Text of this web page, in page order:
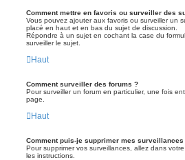
Comment mettre en favoris ou surveiller des
Vous pouvez ajouter aux favoris ou surveiller un
placé en haut et en bas du sujet de discussion.
Répondre à un sujet en cochant la case du
surveiller le sujet.
Haut
Comment surveiller des forums ?
Pour surveiller un forum en particulier, une fois
page.
Haut
Comment puis-je supprimer mes
Pour supprimer vos surveillances, allez dans
les instructions.